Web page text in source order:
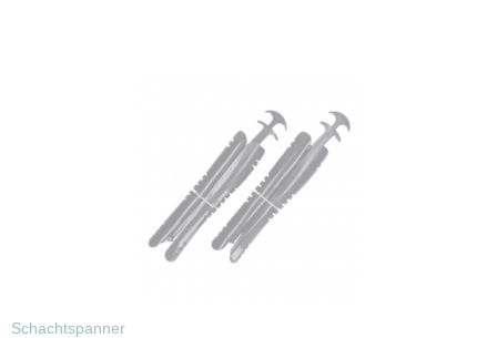
Schachtspanner